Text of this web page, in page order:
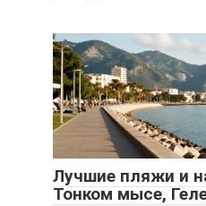
Лучшие пляжи и
Тонком мысе,